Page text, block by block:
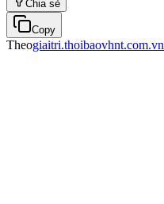
Chia sẻ
Copy
Theogiaitri.thoibaovhnt.com.vn